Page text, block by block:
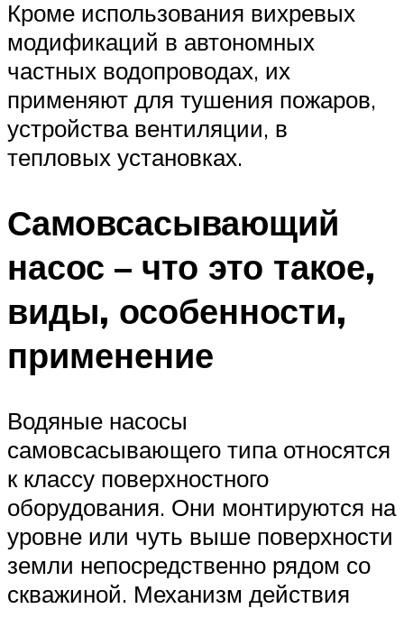
Кроме использования вихревых
модификаций в автономных
частных водопроводах, их
применяют для тушения пожаров,
устройства вентиляции, в
тепловых установках.
Самовсасывающий
насос – что это такое,
виды, особенности,
применение
Водяные насосы
самовсасывающего типа относятся
к классу поверхностного
оборудования. Они монтируются на
уровне или чуть выше поверхности
земли непосредственно рядом со
скважиной. Механизм действия